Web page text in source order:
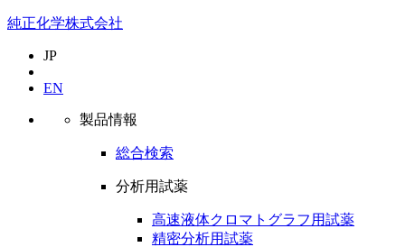
純正化学株式会社
JP
EN
製品情報
総合検索
分析用試薬
高速液体クロマトグラフ用試薬
精密分析用試薬